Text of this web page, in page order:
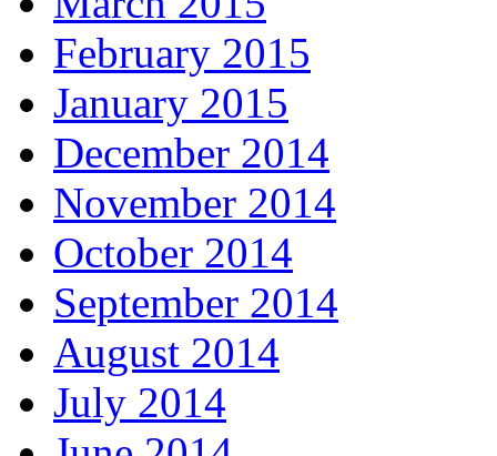
February 2015
January 2015
December 2014
November 2014
October 2014
September 2014
August 2014
July 2014